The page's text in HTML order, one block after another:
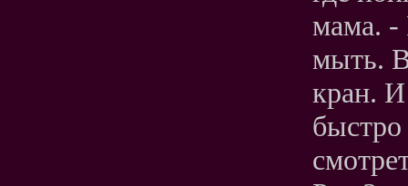
мама. -
мыть.
кран.
быстро